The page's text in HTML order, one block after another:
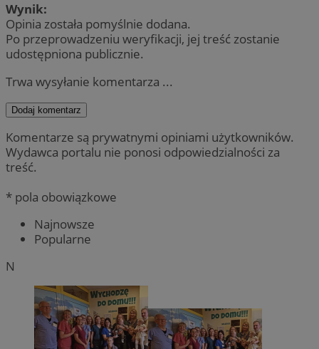
Wynik:
Opinia została pomyślnie dodana.
Po przeprowadzeniu weryfikacji, jej treść zostanie
udostępniona publicznie.
Trwa wysyłanie komentarza ...
Dodaj komentarz
Komentarze są prywatnymi opiniami użytkowników.
Wydawca portalu nie ponosi odpowiedzialności za
treść.
* pola obowiązkowe
Najnowsze
Popularne
N